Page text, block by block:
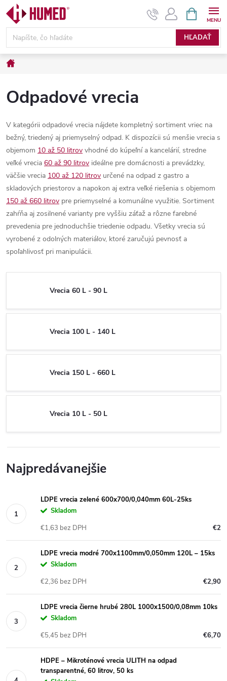
Prejsť
obsah
HĽADAŤ
KOŠÍK
Domov
Odpadové vrecia
V kategórii odpadové vrecia nájdete kompletný sortiment vriec na
bežný, triedený aj priemyselný odpad. K dispozícii sú menšie vrecia s
objemom 10 až 50 litrov vhodné do kúpeľní a kancelárií, stredne
veľké vrecia 60 až 90 litrov ideálne pre domácnosti a prevádzky,
väčšie vrecia 100 až 120 litrov určené na odpad z gastro a
skladových priestorov a napokon aj extra veľké riešenia s objemom
150 až 660 litrov pre priemyselné a komunálne využitie. Sortiment
zahŕňa aj zosilnené varianty pre vyššiu záťaž a rôzne farebné
prevedenia pre jednoduchšie triedenie odpadu. Všetky vrecia sú
vyrobené z odolných materiálov, ktoré zaručujú pevnosť a
spoľahlivosť pri manipulácii.
Vrecia 60 L - 90 L
Vrecia 100 L - 140 L
Vrecia 150 L - 660 L
Vrecia 10 L - 50 L
Najpredávanejšie
LDPE vrecia zelené 600x700/0,040mm 60L-25ks
Skladom
€2
€1,63 bez DPH
LDPE vrecia modré 700x1100mm/0,050mm 120L – 15ks
Skladom
€2,90
€2,36 bez DPH
LDPE vrecia čierne hrubé 280L 1000x1500/0,08mm 10ks
Skladom
€6,70
€5,45 bez DPH
HDPE – Mikroténové vrecia ULITH na odpad
transparentné, 60 litrov, 50 ks